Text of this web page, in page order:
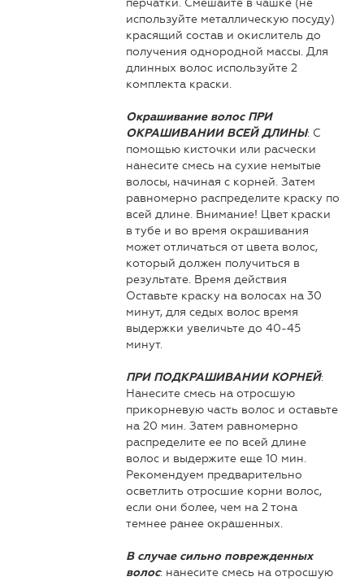
перчатки. Смешайте в чашке (не
используйте металлическую посуду)
красящий состав и окислитель до
получения однородной массы. Для
длинных волос используйте 2
комплекта краски.
Окрашивание волос ПРИ
ОКРАШИВАНИИ ВСЕЙ ДЛИНЫ: С
помощью кисточки или расчески
нанесите смесь на сухие немытые
волосы, начиная с корней. Затем
равномерно распределите краску по
всей длине. Внимание! Цвет краски
в тубе и во время окрашивания
может отличаться от цвета волос,
который должен получиться в
результате. Время действия
Оставьте краску на волосах на 30
минут, для седых волос время
выдержки увеличьте до 40-45
минут.
ПРИ ПОДКРАШИВАНИИ КОРНЕЙ:
Нанесите смесь на отросшую
прикорневую часть волос и оставьте
на 20 мин. Затем равномерно
распределите ее по всей длине
волос и выдержите еще 10 мин.
Рекомендуем предварительно
осветлить отросшие корни волос,
если они более, чем на 2 тона
темнее ранее окрашенных.
В случае сильно поврежденных
волос: нанесите смесь на отросшую